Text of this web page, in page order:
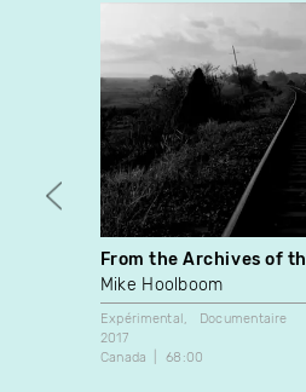
From the Archives of
Mike Hoolboom
Expérimental
Documentaire
2017
Canada
68:00